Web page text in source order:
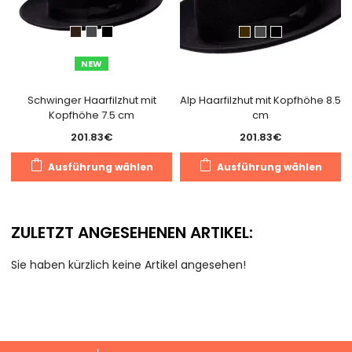
werden
NEW
Schwinger Haarfilzhut mit
Kopfhöhe 7.5 cm
201.83€
Ausführung wählen
Dieses
Produkt
Varianten
Die
der
Alp Haarfilzhut mit Kopfhöhe 8.5
cm
201.83€
Ausführung wählen
ZULETZT ANGESEHENEN ARTIKEL:
Sie haben kürzlich keine Artikel angesehen!